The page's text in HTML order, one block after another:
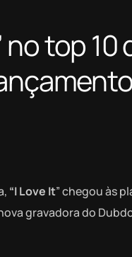
top
“I Love It” chegou às
gravadora do